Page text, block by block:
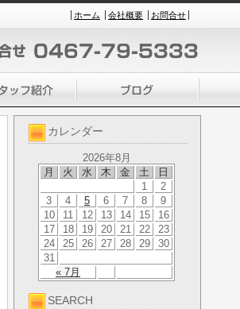
ホーム 会社概要 お問合せ
カレンダー
2026年8月
月
火 水 木 金 土 日
« 7月
1
2
3
4 5 6 7 8
9
10
11 12 13 14 15
16
17
18 19 20 21 22
23
24
25 26 27 28 29
30
31
SEARCH